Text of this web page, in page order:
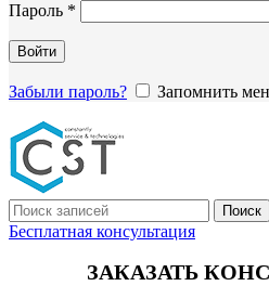
Пароль *
Войти
Забыли пароль? Запомнить
Поиск
Бесплатная консультация
ЗАКАЗАТЬ